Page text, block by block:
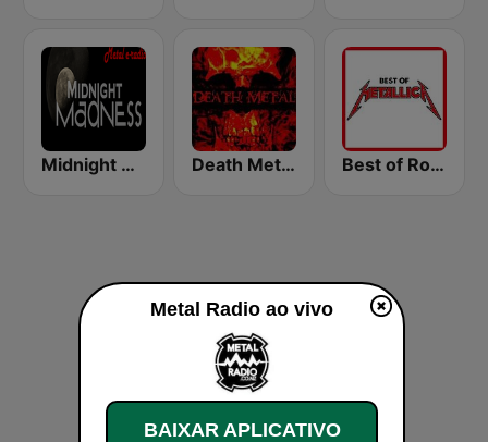
Midnight Madness Metal Radio Death Metal! Best of Rock - Metallica
Metal Radio ao vivo
BAIXAR APLICATIVO